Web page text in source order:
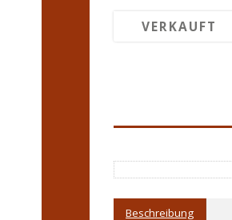
VERKAUFT
Beschreibung